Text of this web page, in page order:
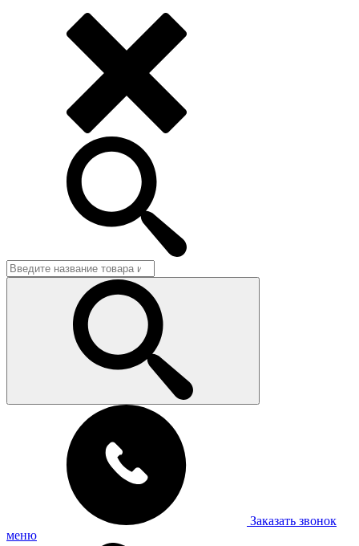
Заказать звонок
меню